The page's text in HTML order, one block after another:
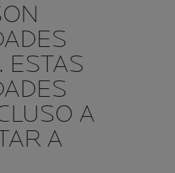
ESTAS
A
A